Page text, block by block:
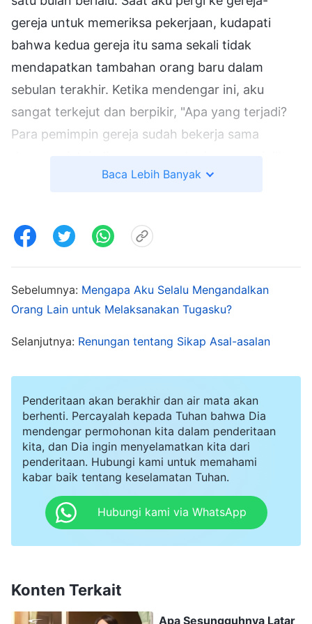
gereja untuk memeriksa pekerjaan, kudapati
bahwa kedua gereja itu sama sekali tidak
mendapatkan tambahan orang baru dalam
sebulan terakhir. Ketika mendengar ini, aku
sangat terkejut dan berpikir, "Apa yang terjadi?
Para pemimpin gereja sudah bekerja sama
tidak menunjukkan hasil? Dahulu saat aku
seburuk ini!" Aku segera datang ke hadapan
Tuhan untuk
berdoa , "Tuhan, dalam sebulan ini
belum ada hasil dalam pekerjaan penginjilan di
kedua gereja, dan aku tidak tahu di mana letak
masalahnya. Tolong bimbing aku untuk
menemukan penyebabnya." Setelah berdoa, aku
demi kepentingan dagingku, dengan hanya
memikirkan cara makan yang enak, minum yang
baik, dan beristirahat, tanpa memiliki rasa
terbeban terhadap tugasku. Aku tidak meneliti
maupun menyelesaikan masalah-masalah dalam
jawab langsung atas pekerjaan yang tidak
Baca Lebih Banyak
Sebelumnya: Mengapa Aku Selalu Mengandalkan
Orang Lain untuk Melaksanakan Tugasku?
Selanjutnya: Renungan tentang Sikap Asal-asalan
Penderitaan akan berakhir dan air mata akan
berhenti. Percayalah kepada Tuhan bahwa Dia
mendengar permohonan kita dalam penderitaan
kita, dan Dia ingin menyelamatkan kita dari
penderitaan. Hubungi kami untuk memahami
kabar baik tentang keselamatan Tuhan.
Hubungi kami via WhatsApp
Konten Terkait
Apa Sesungguhnya Latar